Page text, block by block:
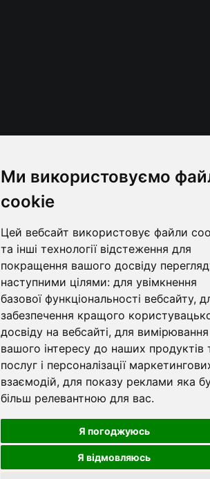
Ми використовуємо
cookie
Цей вебсайт використовує файли
та інші технології відстеження для
покращення вашого досвіду
наступними цілями: для увімкнення
базової функціональності вебсайту,
забезпечення кращого
досвіду на вебсайті, для вимірювання
вашого інтересу до наших продуктів
послуг і персоналізації
взаємодій, для показу реклами яка
більш релевантною для вас.
Я погоджуюсь
Я відмовляюсь